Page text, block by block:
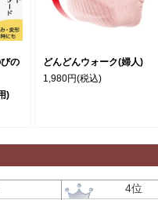
の
)
どんどんウォーク(婦人)
1,980円(税込)
4位